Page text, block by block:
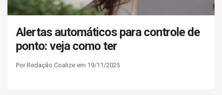
Alertas automáticos para controle de
ponto: veja como ter
Por Redação Coalize em 19/11/2025